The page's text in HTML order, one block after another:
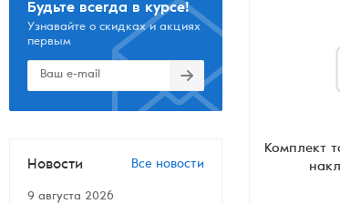
Комплект
Будьте всегда в курсе!
Узнавайте о скидках и акциях
первым
Новости Все новости
9 августа 2026